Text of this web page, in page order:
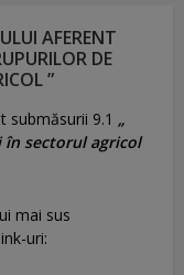
AFERENT
DE
”
submăsurii 9.1 „
sectorul agricol
mai sus
uri: